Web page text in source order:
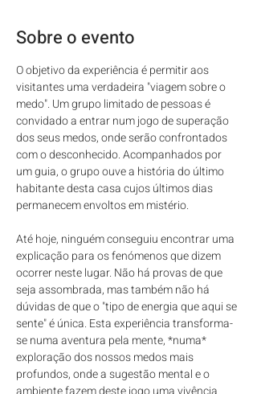
Sobre o evento
O objetivo da experiência é permitir aos
visitantes uma verdadeira "viagem sobre o
medo". Um grupo limitado de pessoas é
convidado a entrar num jogo de superação
dos seus medos, onde serão confrontados
com o desconhecido. Acompanhados por
um guia, o grupo ouve a história do último
habitante desta casa cujos últimos dias
permanecem envoltos em mistério.
Até hoje, ninguém conseguiu encontrar uma
explicação para os fenómenos que dizem
ocorrer neste lugar. Não há provas de que
seja assombrada, mas também não há
dúvidas de que o "tipo de energia que aqui se
sente" é única. Esta experiência transforma-
se numa aventura pela mente, *numa*
exploração dos nossos medos mais
profundos, onde a sugestão mental e o